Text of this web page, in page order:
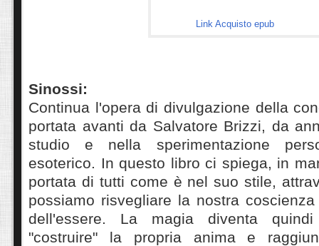
Link Acquisto epub
Sinossi:
Continua l'opera di divulgazione della
portata avanti da Salvatore Brizzi, da
studio e nella sperimentazione
esoterico. In questo libro ci spiega, in
portata di tutti come è nel suo stile,
possiamo risvegliare la nostra
dell'essere. La magia diventa
"costruire" la propria anima e